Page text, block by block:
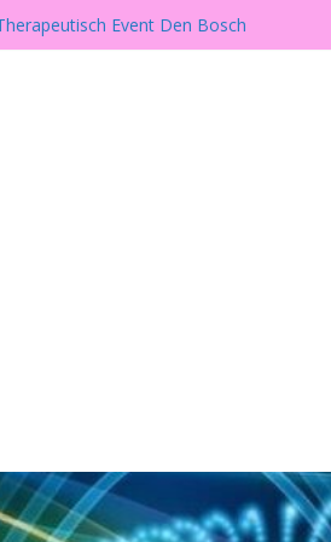
is er weer!
Event Den Bosch